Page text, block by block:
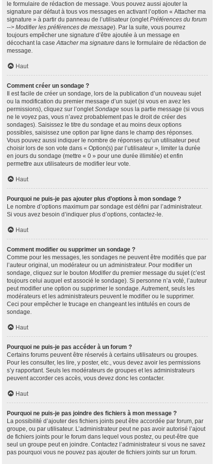
le formulaire de rédaction de message. Vous pouvez aussi ajouter la
signature par défaut à tous vos messages en activant l’option « Attacher ma
signature » à partir du panneau de l’utilisateur (ongletPréférences du forum
--> Modifier les préférences de message). Par la suite, vous pourrez
toujours empêcher une signature d’être ajoutée à un message en
décochant la caseAttacher ma signature dans le formulaire de rédaction de
message.
Haut
Comment créer un sondage ?
Il est facile de créer un sondage, lors de la publication d’un nouveau sujet
ou la modification du premier message d’un sujet (si vous en avez les
permissions), cliquez sur l’ongletSondage sous la partie message (si vous
ne le voyez pas, vous n’avez probablement pas le droit de créer des
sondages). Saisissez le titre du sondage et au moins deux options
possibles, saisissez une option par ligne dans le champ des réponses.
Vous pouvez aussi indiquer le nombre de réponses qu’un utilisateur peut
choisir lors de son vote dans « Option(s) par l’utilisateur », limiter la durée
en jours du sondage (mettre « 0 » pour une durée illimitée) et enfin
permettre aux utilisateurs de modifier leur vote.
Haut
Pourquoi ne puis-je pas ajouter plus d’options à mon sondage ?
Le nombre d’options maximum par sondage est défini par l’administrateur.
Si vous avez besoin d’indiquer plus d’options, contactez-le.
Haut
Comment modifier ou supprimer un sondage ?
Comme pour les messages, les sondages ne peuvent être modifiés que par
l’auteur original, un modérateur ou un administrateur. Pour modifier un
sondage, cliquez sur le bouton Modifierdu premier message du sujet (c’est
toujours celui auquel est associé le sondage). Si personne n’a voté, l’auteur
peut modifier une option ou supprimer le sondage. Autrement, seuls les
modérateurs et les administrateurs peuvent le modifier ou le supprimer.
Ceci pour empêcher le trucage en changeant les intitulés en cours de
sondage.
Haut
Pourquoi ne puis-je pas accéder à un forum ?
Certains forums peuvent être réservés à certains utilisateurs ou groupes.
Pour les consulter, les lire, y poster, etc., vous devez avoir les permissions
s’y rapportant. Seuls les modérateurs de groupes et les administrateurs
peuvent accorder ces accès, vous devez donc les contacter.
Haut
Pourquoi ne puis-je pas joindre des fichiers à mon message ?
La possibilité d’ajouter des fichiers joints peut être accordée par forum, par
groupe, ou par utilisateur. L’administrateur peut ne pas avoir autorisé l’ajout
de fichiers joints pour le forum dans lequel vous postez, ou peut-être que
seul un groupe peut en joindre. Contactez l’administrateur si vous ne savez
pas pourquoi vous ne pouvez pas ajouter de fichiers joints sur un forum.